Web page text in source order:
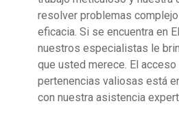
resolver problemas
eficacia. Si se encuentra en
nuestros especialistas le
que usted merece. El acceso
pertenencias valiosas está
con nuestra asistencia